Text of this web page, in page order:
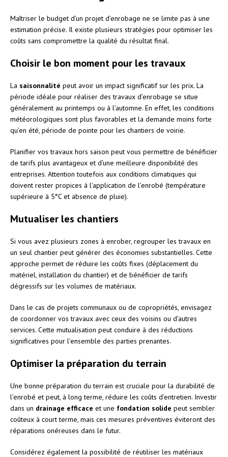
Maîtriser le budget d’un projet d’enrobage ne se limite pas à une
estimation précise. Il existe plusieurs stratégies pour optimiser les
coûts sans compromettre la qualité du résultat final.
Choisir le bon moment pour les travaux
La saisonnalité peut avoir un impact significatif sur les prix. La
période idéale pour réaliser des travaux d’enrobage se situe
généralement au printemps ou à l’automne. En effet, les conditions
météorologiques sont plus favorables et la demande moins forte
qu’en été, période de pointe pour les chantiers de voirie.
Planifier vos travaux hors saison peut vous permettre de bénéficier
de tarifs plus avantageux et d’une meilleure disponibilité des
entreprises. Attention toutefois aux conditions climatiques qui
doivent rester propices à l’application de l’enrobé (température
supérieure à 5°C et absence de pluie).
Mutualiser les chantiers
Si vous avez plusieurs zones à enrober, regrouper les travaux en
un seul chantier peut générer des économies substantielles. Cette
approche permet de réduire les coûts fixes (déplacement du
matériel, installation du chantier) et de bénéficier de tarifs
dégressifs sur les volumes de matériaux.
Dans le cas de projets communaux ou de copropriétés, envisagez
de coordonner vos travaux avec ceux des voisins ou d’autres
services. Cette mutualisation peut conduire à des réductions
significatives pour l’ensemble des parties prenantes.
Optimiser la préparation du terrain
Une bonne préparation du terrain est cruciale pour la durabilité de
l’enrobé et peut, à long terme, réduire les coûts d’entretien. Investir
dans un drainage efficace et une fondation solide peut sembler
coûteux à court terme, mais ces mesures préventives éviteront des
réparations onéreuses dans le futur.
Considérez également la possibilité de réutiliser les matériaux